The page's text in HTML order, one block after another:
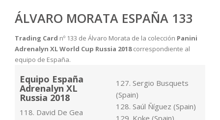
ÁLVARO MORATA ESPAÑA 133
Trading Card nº 133 de Álvaro Morata de la colección Panini
Adrenalyn XL World Cup Russia 2018correspondiente al
equipo de España.
Equipo España
Adrenalyn XL
Russia 2018
118. David De Gea
127. Sergio Busquets
(Spain)
128. Saúl Ñíguez (Spain)